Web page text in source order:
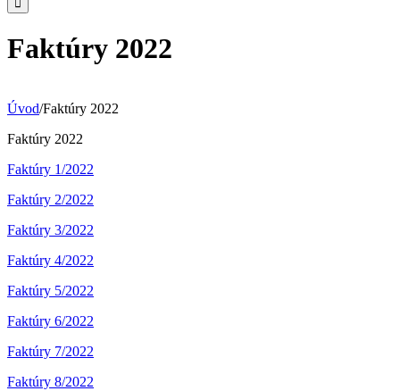
Faktúry 2022
Úvod/Faktúry 2022
Faktúry 2022
Faktúry 1/2022
Faktúry 2/2022
Faktúry 3/2022
Faktúry 4/2022
Faktúry 5/2022
Faktúry 6/2022
Faktúry 7/2022
Faktúry 8/2022